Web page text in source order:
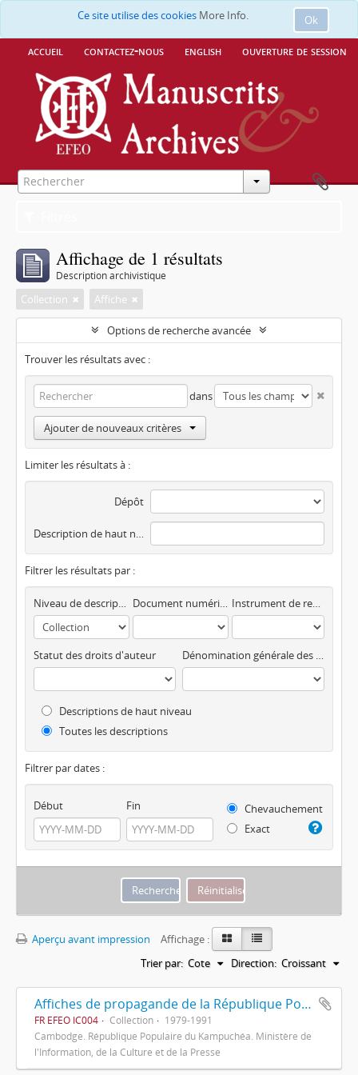
Ok
Ce site utilise des cookies More Info.
accueil contactez-nous english ouverture de session
Affichage de 1 résultats
Description archivistique
Collection Affiche
Options de recherche avancée
Trouver les résultats avec :
dans
Ajouter de nouveaux critères
Limiter les résultats à :
Dépôt
Description de haut niveau
Filtrer les résultats par :
Niveau de description Document numérisé disponible Instrument de recherche
Statut des droits d'auteur Dénomination générale des documents
Descriptions de haut niveau
Toutes les descriptions
Filtrer par dates :
Début Fin
Chevauchement
Exact
Aperçu avant impression
Affichage :
Trier par: Cote Direction: Croissant
Affiches de propagande de la République Populaire du Kampuchéa
FR EFEO IC004 Collection
1979-1991
Cambodge. République Populaire du Kampuchéa. Ministère de
l'Information, de la Culture et de la Presse